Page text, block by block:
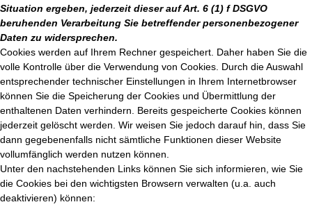
Situation ergeben, jederzeit dieser auf Art. 6 (1) f DSGVO
beruhenden Verarbeitung Sie betreffender personenbezogener
Daten zu widersprechen.
Cookies werden auf Ihrem Rechner gespeichert. Daher haben Sie die
volle Kontrolle über die Verwendung von Cookies. Durch die Auswahl
entsprechender technischer Einstellungen in Ihrem Internetbrowser
können Sie die Speicherung der Cookies und Übermittlung der
enthaltenen Daten verhindern. Bereits gespeicherte Cookies können
jederzeit gelöscht werden. Wir weisen Sie jedoch darauf hin, dass Sie
dann gegebenenfalls nicht sämtliche Funktionen dieser Website
vollumfänglich werden nutzen können.
Unter den nachstehenden Links können Sie sich informieren, wie Sie
die Cookies bei den wichtigsten Browsern verwalten (u.a. auch
deaktivieren) können: